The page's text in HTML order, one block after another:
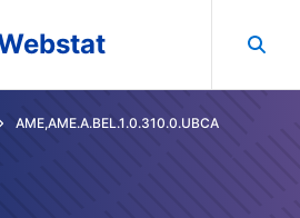
AME,AME.A.BEL.1.0.310.0.UBCA